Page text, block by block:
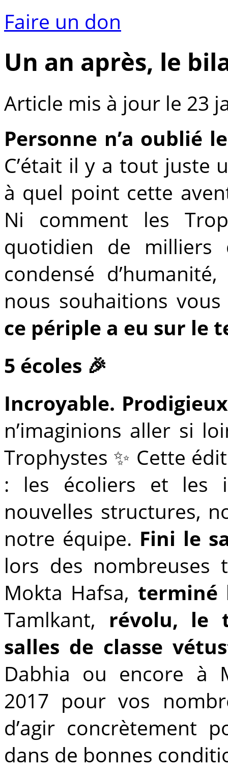
Faire un don
Un an après, le
Article mis à jour le 23
Personne n’a oublié
C’était il y a tout juste
à quel point cette
Ni comment les
quotidien de milliers
condensé
nous souhaitions
ce périple a eu sur le
5 écoles 🎉
Incroyable.
n’imaginions aller si
Trophystes ✨ Cette
: les écoliers et les
nouvelles structures,
notre équipe. Fini le
lors des nombreuses
Mokta Hafsa, terminé
Tamlkant, révolu, le
salles de classe
Dabhia ou encore à
2017 pour vos
d’agir concrètement
dans de bonnes